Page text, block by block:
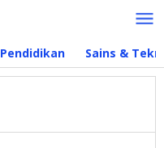
Pendidikan Sains &